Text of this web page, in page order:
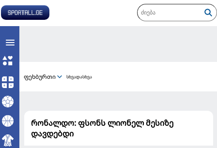
ფეხბურთი სხვადასხვა
რონალდო: ფსონს ლიონელ მესიზე
დავდებდი